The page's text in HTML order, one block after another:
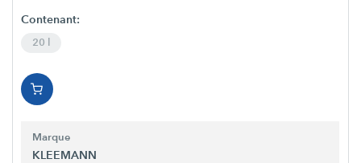
Contenant:
20 l
Marque
KLEEMANN